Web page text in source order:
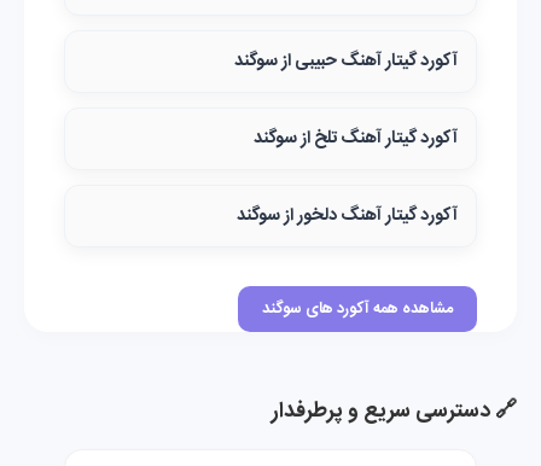
آکورد گیتار آهنگ حبیبی از سوگند
آکورد گیتار آهنگ تلخ از سوگند
آکورد گیتار آهنگ دلخور از سوگند
مشاهده همه آکورد های سوگند
🔗 دسترسی سریع و پرطرفدار